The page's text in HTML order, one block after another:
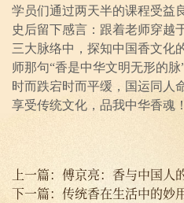
学员们通过两天半的课程受益
史后留下感言：跟着老师穿越
三大脉络中，探知中国香文化
师那句“香是中华文明无形的
时而跌宕时而平缓，国运同人
享受传统文化，品我中华香魂！
上一篇： 傅京亮：香与中国人
下一篇： 传统香在生活中的妙